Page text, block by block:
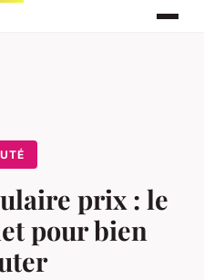
prix : le
pour bien